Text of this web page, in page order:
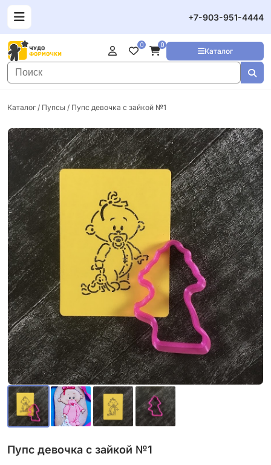
+7-903-951-4444
Каталог
0 0
Каталог / Пупсы / Пупс девочка с зайкой №1
Пупс девочка с зайкой №1